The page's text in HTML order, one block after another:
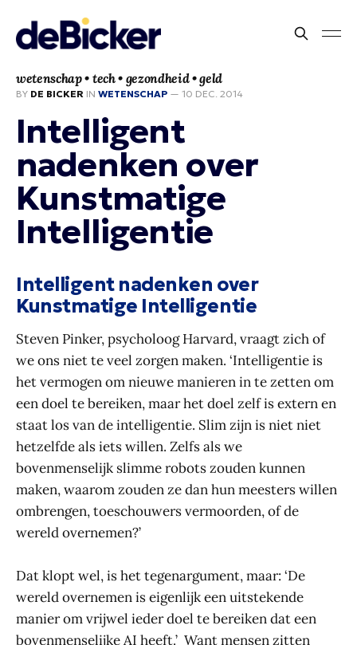
wetenschap • tech • gezondheid • geld
BY DE BICKER IN WETENSCHAP — 10 DEC. 2014
Intelligent
nadenken over
Kunstmatige
Intelligentie
Intelligent nadenken over
Kunstmatige Intelligentie
Steven Pinker, psycholoog Harvard, vraagt zich of
we ons niet te veel zorgen maken. ‘Intelligentie is
het vermogen om nieuwe manieren in te zetten om
een doel te bereiken, maar het doel zelf is extern en
staat los van de intelligentie. Slim zijn is niet niet
hetzelfde als iets willen. Zelfs als we
bovenmenselijk slimme robots zouden kunnen
maken, waarom zouden ze dan hun meesters willen
ombrengen, toeschouwers vermoorden, of de
wereld overnemen?’
Dat klopt wel, is het tegenargument, maar: ‘De
wereld overnemen is eigenlijk een uitstekende
manier om vrijwel ieder doel te bereiken dat een
bovenmenselijke AI heeft.’ Want mensen zitten